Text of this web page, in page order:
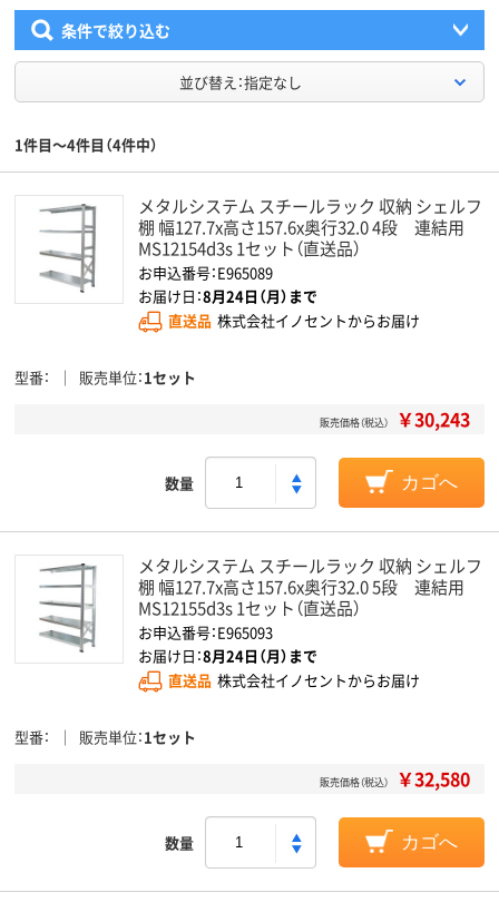
条件で絞り込む
並び替え：指定なし
1件目～4件目（4件中）
メタルシステム スチールラック 収納 シェルフ
棚 幅127.7x高さ157.6x奥行32.0 4段 連結用
MS12154d3s 1セット（直送品）
お申込番号：E965089
お届け日：8月24日（月）まで
直送品 株式会社イノセントからお届け
型番 販売単位 1セット
販売価格（税込） ￥30,243
数量 カゴへ
メタルシステム スチールラック 収納 シェルフ
棚 幅127.7x高さ157.6x奥行32.0 5段 連結用
MS12155d3s 1セット（直送品）
お申込番号：E965093
お届け日：8月24日（月）まで
直送品 株式会社イノセントからお届け
型番 販売単位 1セット
販売価格（税込） ￥32,580
数量 カゴへ